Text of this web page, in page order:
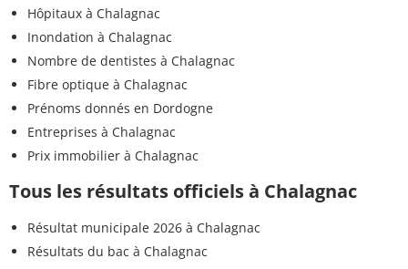
Hôpitaux à Chalagnac
Inondation à Chalagnac
Nombre de dentistes à Chalagnac
Fibre optique à Chalagnac
Prénoms donnés en Dordogne
Entreprises à Chalagnac
Prix immobilier à Chalagnac
Tous les résultats officiels à Chalagnac
Résultat municipale 2026 à Chalagnac
Résultats du bac à Chalagnac